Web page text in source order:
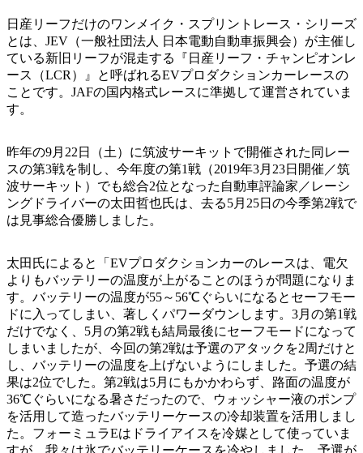
日産リーフだけのワンメイク・スプリントレース・シリーズ
とは、JEV（一般社団法人 日本電動自動車振興会）が主催し
ている新旧リーフが混走する『日産リーフ・チャンピオンレ
ース（LCR）』と呼ばれるEVプロダクションカーレースの
ことです。JAFの国内格式レースに準拠して運営されていま
す。
昨年の9月22日（土）に筑波サーキットで開催された同レー
スの第3戦を制し、今年度の第1戦（2019年3月23日開催／筑
波サーキット）でも総合2位となった自動車評論家／レーシ
ングドライバーの太田哲也氏は、去る5月25日の今季第2戦で
は見事総合優勝しました。
太田氏によると「EVプロダクションカーのレースは、電欠
よりもバッテリーの温度が上がることのほうが問題になりま
す。バッテリーの温度が55～56℃ぐらいになるとセーフモー
ドに入ってしまい、著しくパワーダウンします。3月の第1戦
だけでなく、5月の第2戦も結局最後にセーフモードになって
しまいましたが、今回の第2戦は予選のアタックを2周だけと
し、バッテリーの温度を上げないようにしました。予選の結
果は2位でした。第2戦は5月にもかかわらず、路面の温度が
36℃ぐらいになる暑さだったので、ウォッシャー液のポンプ
を活用して造ったバッテリーケースの冷却装置を活用しまし
た。フォーミュラEはドライアイスを冷媒として使っていま